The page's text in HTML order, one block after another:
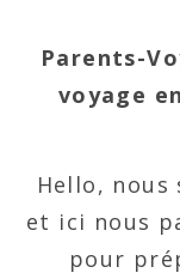
Parents-
voyage
Hello, nous
et ici nous
pour